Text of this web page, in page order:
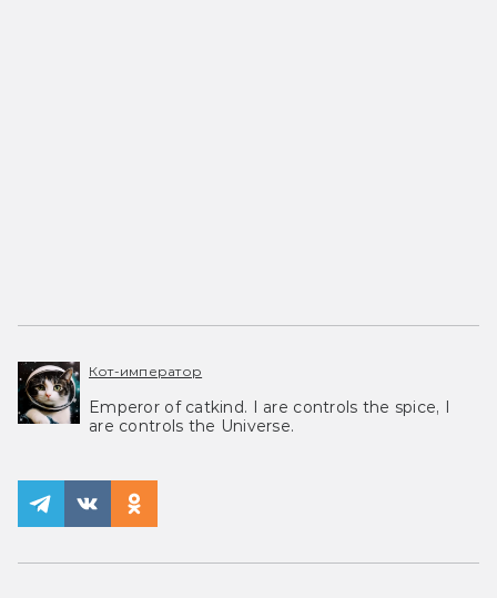
Кот-император
Emperor of catkind. I are controls the spice, I
are controls the Universe.